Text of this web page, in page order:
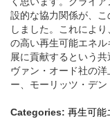
設的な協力関係が、
しました。これによ
の高い再生可能エネ
展に貢献するという
ヴァン・オード社の
ー、モーリッツ・デン
Categories: 再生可能